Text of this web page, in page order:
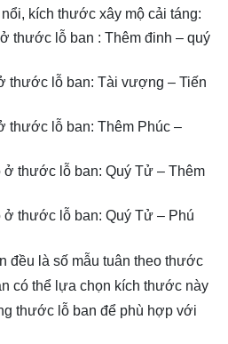
kích thước xây mộ cải táng:
thước lỗ ban : Thêm đinh – quý
thước lỗ ban: Tài vượng – Tiến
thước lỗ ban: Thêm Phúc –
thước lỗ ban: Quý Tử – Thêm
thước lỗ ban: Quý Tử – Phú
đều là số mẫu tuân theo thước
có thể lựa chọn kích thước này
thước lỗ ban để phù hợp với